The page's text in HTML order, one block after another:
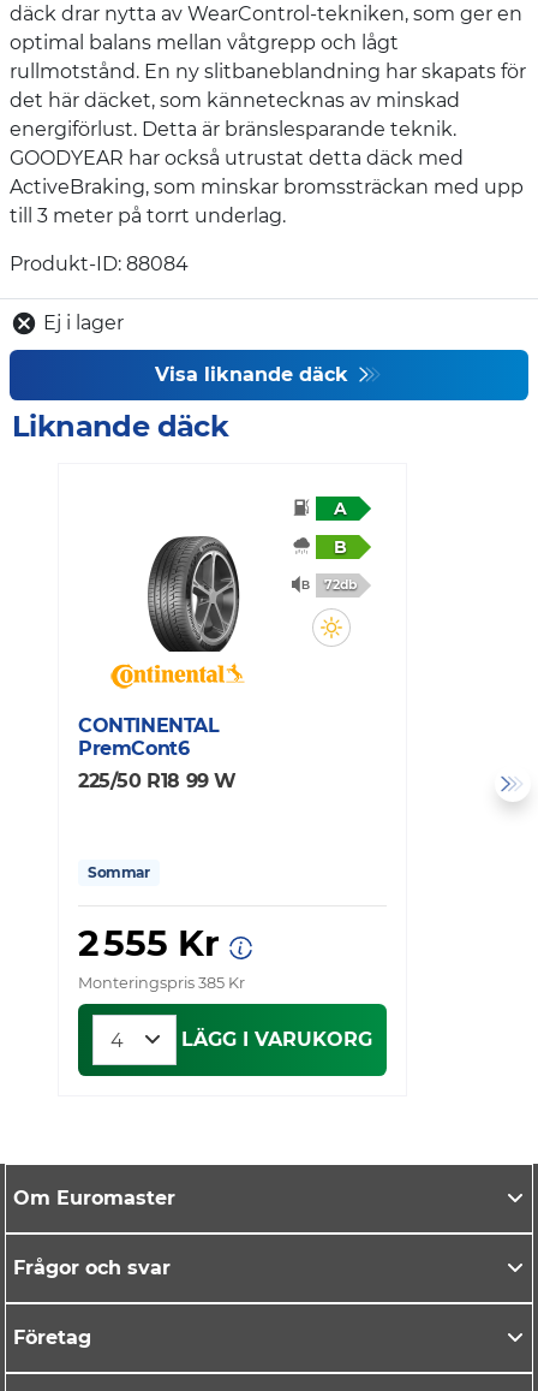
däck drar nytta av WearControl-tekniken, som ger en
optimal balans mellan våtgrepp och lågt
rullmotstånd. En ny slitbaneblandning har skapats för
det här däcket, som kännetecknas av minskad
energiförlust. Detta är bränslesparande teknik.
GOODYEAR har också utrustat detta däck med
ActiveBraking, som minskar bromssträckan med upp
till 3 meter på torrt underlag.
Produkt-ID: 88084
Ej i lager
Visa liknande däck
Liknande däck
A
B
72db
CONTINENTAL
PremCont6
225/50 R18 99 W
Sommar
2 555 Kr
Monteringspris 385 Kr
LÄGG I VARUKORG
Om Euromaster
Frågor och svar
Företag